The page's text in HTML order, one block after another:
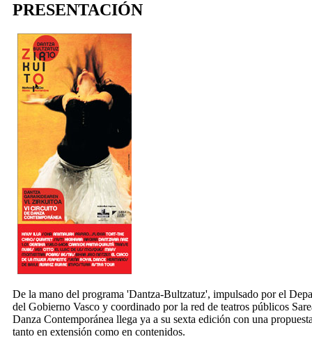
PRESENTACIÓN
De la mano del programa 'Dantza-Bultzatuz', impulsado por el
del Gobierno Vasco y coordinado por la red de teatros públicos
Danza Contemporánea llega ya a su sexta edición con una
tanto en extensión como en contenidos.